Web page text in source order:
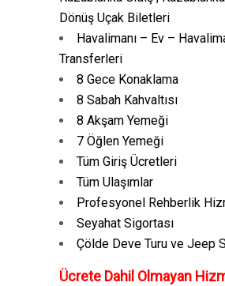
Dönüş Uçak Biletleri
Havalimanı – Ev –
Transferleri
8 Gece Konaklama
8 Sabah Kahvaltısı
8 Akşam Yemeği
7 Öğlen Yemeği
Tüm Giriş Ücretleri
Tüm Ulaşımlar
Profesyonel Rehberlik
Seyahat Sigortası
Çölde Deve Turu ve Jeep
Ücrete Dahil Olmayan